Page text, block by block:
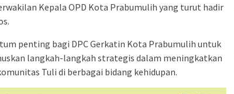
Kepala OPD Kota Prabumulih yang turut hadir
penting bagi DPC Gerkatin Kota Prabumulih untuk
langkah-langkah strategis dalam meningkatkan
Tuli di berbagai bidang kehidupan.